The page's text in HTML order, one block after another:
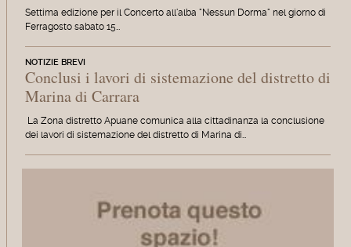
Settima edizione per il Concerto all'alba "Nessun Dorma" nel giorno di
Ferragosto sabato 15…
NOTIZIE BREVI
Conclusi i lavori di sistemazione del distretto di
Marina di Carrara
La Zona distretto Apuane comunica alla cittadinanza la conclusione
dei lavori di sistemazione del distretto di Marina di…